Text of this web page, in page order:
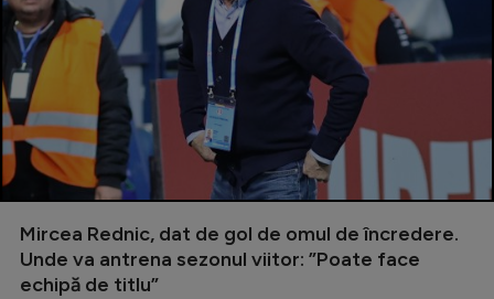
Europa League
Conference League
CM 2026
Premier League
LaLiga
Serie A
Bundesliga
Mircea Rednic, dat de gol de omul de încredere.
Unde va antrena sezonul viitor: ”Poate face
echipă de titlu”